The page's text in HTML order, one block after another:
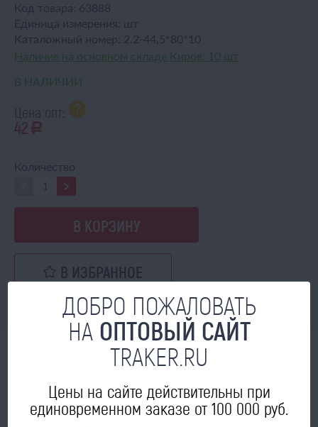
Код товара: 63888
Единица измерения:
шт
Каталожный номер: 2.2-44,5*80*10
Наличие на основном складе Киров: 10 шт
В НАЛИЧИИ
Цена опт:
42 a
Количество
В КОРЗИНУ
В ИЗБРАННОЕ
МОЖЕТ ПРИГОДИТЬСЯ
ДОБРО ПОЖАЛОВАТЬ
НА ОПТОВЫЙ САЙТ
TRAKER.RU
Цены на сайте действительны при
единовременном заказе от 100 000 руб.